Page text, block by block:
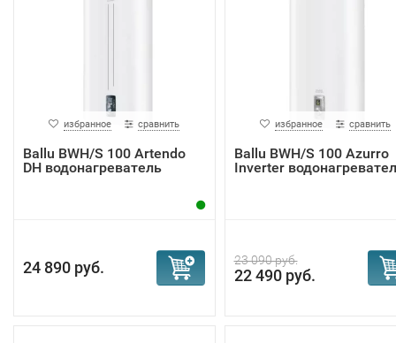
избранное сравнить
Ballu BWH/S 100 Artendo
DH водонагреватель
24 890 руб.
избранное сравнить
Ballu BWH/S 100 Azurro
Inverter
23 090 руб.
22 490 руб.